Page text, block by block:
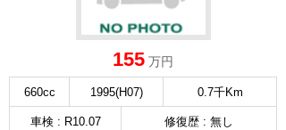
155 万円
660cc 1995(H07) 0.7千Km
車検 : R10.07 修復歴 : 無し